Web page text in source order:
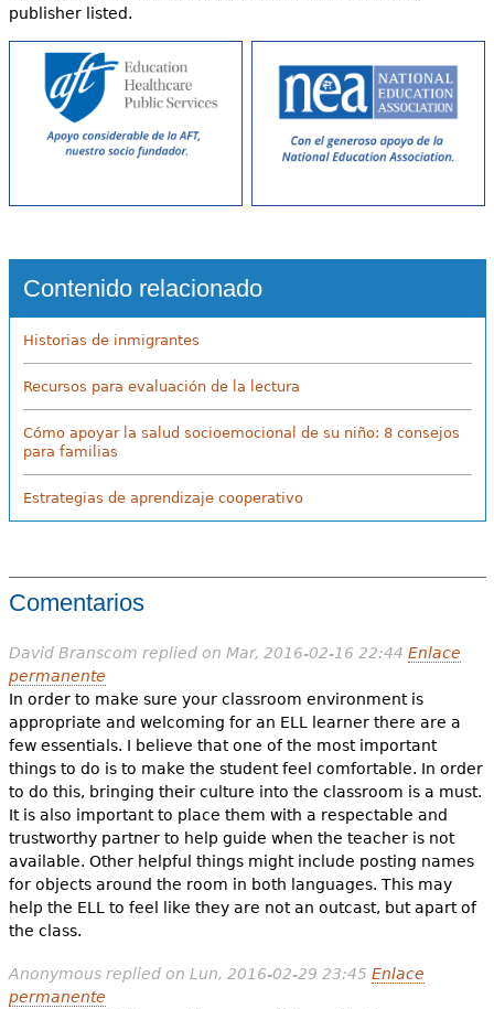
publisher listed.
Contenido relacionado
Historias de inmigrantes
Recursos para evaluación de la lectura
Cómo apoyar la salud socioemocional de su niño: 8 consejos
para familias
Estrategias de aprendizaje cooperativo
Comentarios
David Branscom replied on Mar, 2016-02-16 22:44 Enlace
permanente
In order to make sure your classroom environment is
appropriate and welcoming for an ELL learner there are a
few essentials. I believe that one of the most important
things to do is to make the student feel comfortable. In order
to do this, bringing their culture into the classroom is a must.
It is also important to place them with a respectable and
trustworthy partner to help guide when the teacher is not
available. Other helpful things might include posting names
for objects around the room in both languages. This may
help the ELL to feel like they are not an outcast, but apart of
the class.
Anonymousreplied on Lun, 2016-02-29 23:45 Enlace
permanente